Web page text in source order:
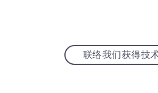
联络我们获得技